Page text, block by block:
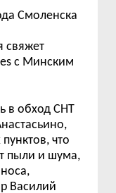
Смоленска
свяжет
с Минским
в обходСНТ
что
пыли и шума,
Василий